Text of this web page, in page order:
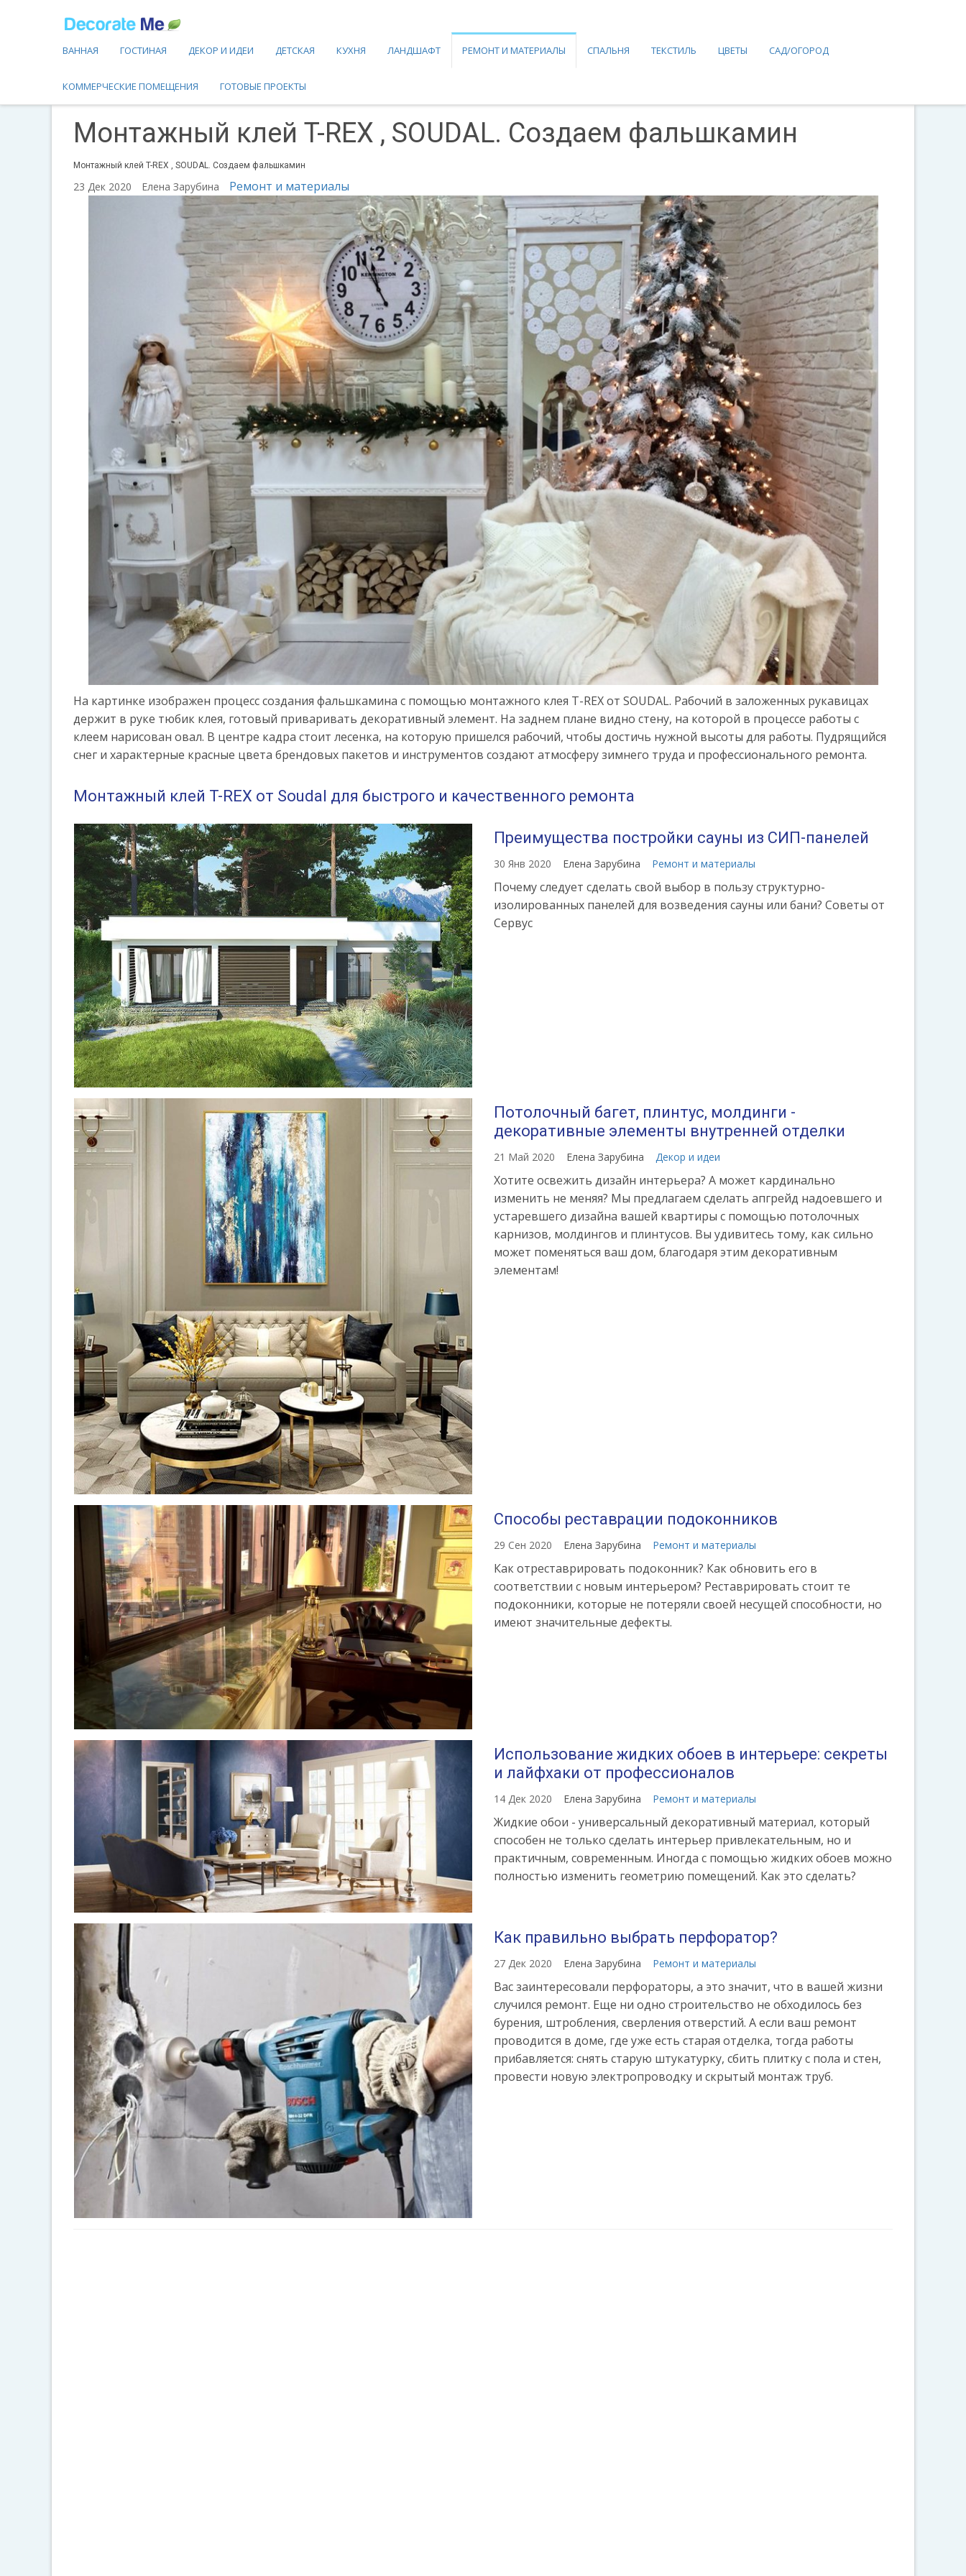
ВАННАЯ ГОСТИНАЯ ДЕКОР И ИДЕИ ДЕТСКАЯ КУХНЯ ЛАНДШАФТ РЕМОНТ И МАТЕРИАЛЫ СПАЛЬНЯ ТЕКСТИЛЬ ЦВЕТЫ САД/ОГОРОД
КОММЕРЧЕСКИЕ ПОМЕЩЕНИЯ ГОТОВЫЕ ПРОЕКТЫ
Монтажный клей T-REX , SOUDAL. Создаем фальшкамин
Монтажный клей T-REX , SOUDAL. Создаем фальшкамин
23 Дек 2020 Елена Зарубина Ремонт и материалы
На картинке изображен процесс создания фальшкамина с помощью монтажного клея T-REX от SOUDAL. Рабочий в заложенных рукавицах
держит в руке тюбик клея, готовый приваривать декоративный элемент. На заднем плане видно стену, на которой в процессе работы с
клеем нарисован овал. В центре кадра стоит лесенка, на которую пришелся рабочий, чтобы достичь нужной высоты для работы. Пудрящийся
снег и характерные красные цвета брендовых пакетов и инструментов создают атмосферу зимнего труда и профессионального ремонта.
Монтажный клей T-REX от Soudal для быстрого и качественного ремонта
Преимущества постройки сауны из СИП-панелей
30 Янв 2020 Елена Зарубина Ремонт и материалы
Почему следует сделать свой выбор в пользу структурно-
изолированных панелей для возведения сауны или бани? Советы от
Сервус
Потолочный багет, плинтус, молдинги -
декоративные элементы внутренней отделки
21 Май 2020 Елена Зарубина Декор и идеи
Хотите освежить дизайн интерьера? А может кардинально
изменить не меняя? Мы предлагаем сделать апгрейд надоевшего и
устаревшего дизайна вашей квартиры с помощью потолочных
карнизов, молдингов и плинтусов. Вы удивитесь тому, как сильно
может поменяться ваш дом, благодаря этим декоративным
элементам!
Способы реставрации подоконников
29 Сен 2020 Елена Зарубина Ремонт и материалы
Как отреставрировать подоконник? Как обновить его в
соответствии с новым интерьером? Реставрировать стоит те
подоконники, которые не потеряли своей несущей способности, но
имеют значительные дефекты.
Использование жидких обоев в интерьере: секреты
и лайфхаки от профессионалов
14 Дек 2020 Елена Зарубина Ремонт и материалы
Жидкие обои - универсальный декоративный материал, который
способен не только сделать интерьер привлекательным, но и
практичным, современным. Иногда с помощью жидких обоев можно
полностью изменить геометрию помещений. Как это сделать?
Как правильно выбрать перфоратор?
27 Дек 2020 Елена Зарубина Ремонт и материалы
Вас заинтересовали перфораторы, а это значит, что в вашей жизни
случился ремонт. Еще ни одно строительство не обходилось без
бурения, штробления, сверления отверстий. А если ваш ремонт
проводится в доме, где уже есть старая отделка, тогда работы
прибавляется: снять старую штукатурку, сбить плитку с пола и стен,
провести новую электропроводку и скрытый монтаж труб.